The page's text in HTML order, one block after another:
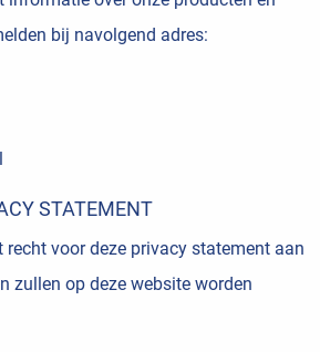
bij navolgend adres:
STATEMENT
recht voor deze privacy statement aan
zullen op deze website worden